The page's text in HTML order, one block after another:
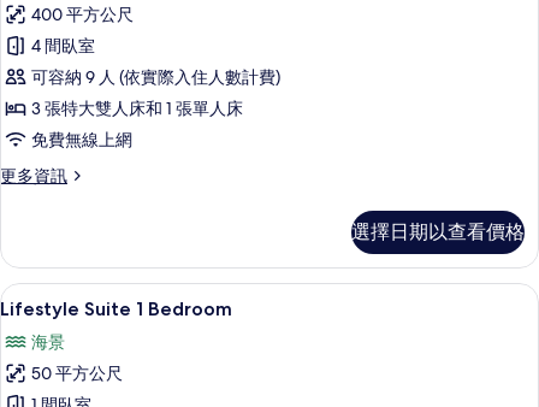
Villa
4
Bedroom
Platinum
的
所
片
400 平方公尺
4 間臥室
可容納 9 人 (依實際入住人數計費)
3 張特大雙人床和 1 張單人床
免費無線上網
更多資訊
更
4
Bedroom
Platinum
詳
情
選擇日期以查看價格
顯
Lifestyle
Suite
8
Lifestyle Suite 1 Bedroom
海景
50 平方公尺